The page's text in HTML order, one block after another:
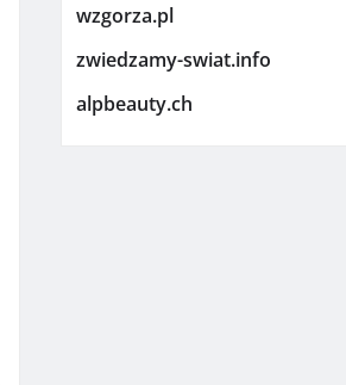
wzgorza.pl
zwiedzamy-swiat.info
alpbeauty.ch